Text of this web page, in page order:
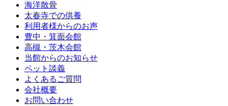
海洋散骨
太春寺での供養
利用者様からのお声
豊中・箕面会館
高槻・茨木会館
当館からのお知らせ
ペット談義
よくあるご質問
会社概要
お問い合わせ